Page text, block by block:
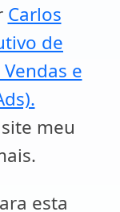
Carlos
de
e
meu
esta